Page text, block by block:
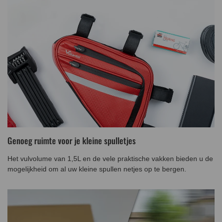
Genoeg ruimte voor je kleine spulletjes
Het vulvolume van 1,5L en de vele praktische vakken bieden u de
mogelijkheid om al uw kleine spullen netjes op te bergen.